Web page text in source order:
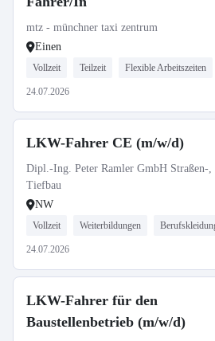
mtz - münchner taxi zentrum
Einen
Vollzeit Teilzeit Flexible Arbeitszeiten
24.07.2026
LKW-Fahrer CE (m/w/d)
Dipl.-Ing. Peter Ramler GmbH Straßen-,
Tiefbau
NW
Vollzeit Weiterbildungen
24.07.2026
LKW-Fahrer für den
Baustellenbetrieb (m/w/d)